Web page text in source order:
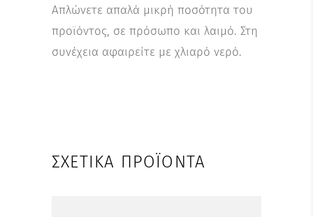
Απλώνετε απαλά μικρή ποσότητα του
προϊόντος, σε πρόσωπο και λαιμό. Στη
συνέχεια αφαιρείτε με χλιαρό νερό.
ΣΧΕΤΙΚΆ ΠΡΟΪΌΝΤΑ